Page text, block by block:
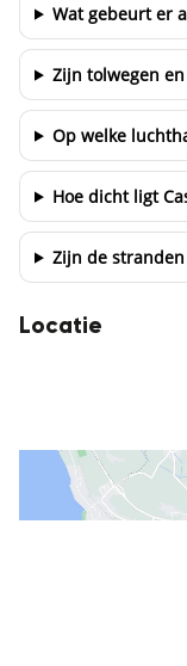
Wat gebeurt er
Zijn tolwegen
Op welke
Hoe dicht ligt
Zijn de
Locatie